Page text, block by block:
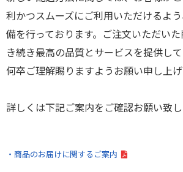
利かつスムーズにご利用いただけるよ
備を行っております。ご注文いただい
き続き最高の品質とサービスを提供して
何卒ご理解賜りますようお願い申し上げ
詳しくは下記ご案内をご確認お願い致し
・商品のお届けに関するご案内